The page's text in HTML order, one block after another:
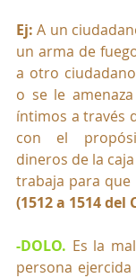
Ej: A un
un arma de
a otro
o se le
íntimos a través
con el
dineros de la
(1512 a 1514 del
-DOLO. Es la
persona